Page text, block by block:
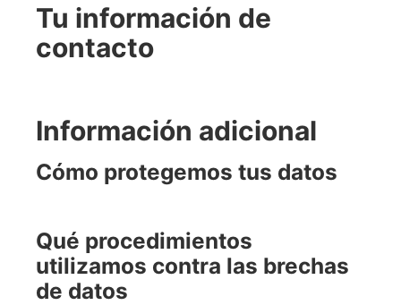
Tu información de
contacto
Información adicional
Cómo protegemos tus datos
Qué procedimientos
utilizamos contra las brechas
de datos